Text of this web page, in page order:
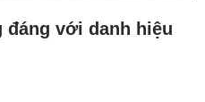
đáng với danh hiệu